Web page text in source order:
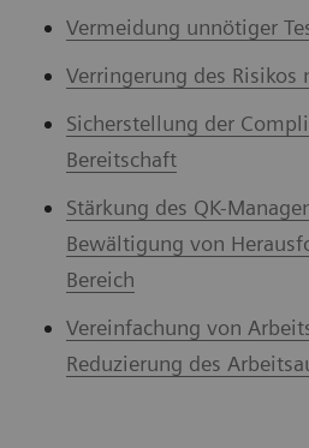
Vermeidung unnötiger
Verringerung des Risikos
Sicherstellung der
Bereitschaft
Stärkung des QK-
Bewältigung von
Bereich
Vereinfachung von
Reduzierung des